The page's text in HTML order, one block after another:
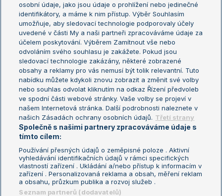
Žebříček WTA (ženy)
Sázkařský žebříček
French Open
Wimbledon
US Open
Turnaj mistrů
Turnaj mistryň
Aktualní trendy
Fotbalové přestupy
Livesport Daily
LS Prague Open
Podmínky užití
Nastavení soukromí
GDPR a žurnalistika
Reklama
Kontakt
Informace o zpracování osobních
údajů
osobní údaje, jako jsou údaje o prohlížení nebo jedinečné
identifikátory, a máme k nim přístup. Výběr Souhlasím
umožňuje, aby sledovací technologie podporovaly účely
uvedené v části My a naši partneři zpracováváme údaje za
účelem poskytování. Výběrem Zamítnout vše nebo
odvoláním svého souhlasu je zakážete. Pokud jsou
sledovací technologie zakázány, některé zobrazené
obsahy a reklamy pro vás nemusí být tolik relevantní. Tuto
nabídku můžete kdykoli znovu zobrazit a změnit své volby
nebo souhlas odvolat kliknutím na odkaz Řízení předvoleb
ve spodní části webové stránky. Vaše volby se projeví v
našem Internetová stránka. Další podrobnosti naleznete v
našich Zásadách ochrany osobních údajů. Třetí strany
Společně s našimi partnery zpracováváme údaje s
tímto cílem:
Používání přesných údajů o zeměpisné poloze . Aktivní
vyhledávání identifikačních údajů v rámci specifických
vlastností zařízení . Ukládání a/nebo přístup k informacím v
zařízení . Personalizovaná reklama a obsah, měření reklam
a obsahu, průzkum publika a rozvoj služeb .
Seznam partnerů (dodavatelů)